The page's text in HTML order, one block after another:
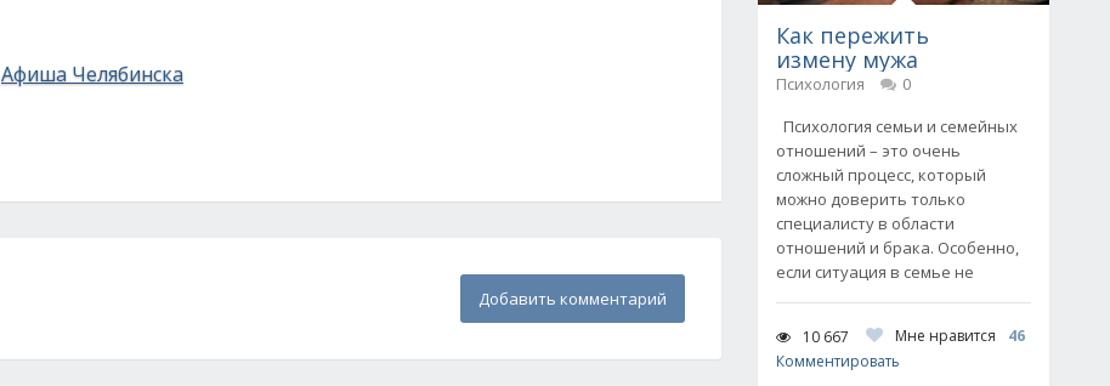
Афиша Челябинска
Добавить комментарий
Как пережить
измену мужа
Психология
0
Психология семьи и семейных
отношений – это очень
сложный процесс, который
можно доверить только
специалисту в области
отношений и брака. Особенно,
если ситуация в семье не
10 667 Мне нравится
46
Комментировать